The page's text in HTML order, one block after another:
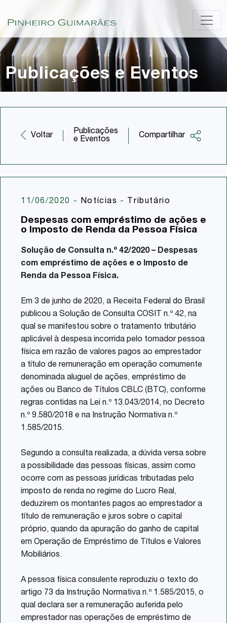
Publicações e Eventos
Voltar
Publicações
e Eventos
Compartilhar
Twitter
Share
11/06/2020 - Notícias - Tributário
Despesas com empréstimo de ações e
o Imposto de Renda da Pessoa Física
Solução de Consulta n.º 42/2020 – Despesas
com empréstimo de ações e o Imposto de
Renda da Pessoa Física.
Em 3 de junho de 2020, a Receita Federal do Brasil
publicou a Solução de Consulta COSIT n.º 42, na
qual se manifestou sobre o tratamento tributário
aplicável à despesa incorrida pelo tomador pessoa
física em razão de valores pagos ao emprestador
a título de remuneração em operação comumente
denominada aluguel de ações, empréstimo de
ações ou Banco de Títulos CBLC (BTC), conforme
regras contidas na Lei n.º 13.043/2014, no Decreto
n.º 9.580/2018 e na Instrução Normativa n.º
1.585/2015.
Segundo a consulta realizada, a dúvida versa sobre
a possibilidade das pessoas físicas, assim como
ocorre com as pessoas jurídicas tributadas pelo
imposto de renda no regime do Lucro Real,
deduzirem os montantes pagos ao emprestador a
título de remuneração e juros sobre o capital
próprio, quando da apuração do ganho de capital
em Operação de Empréstimo de Títulos e Valores
Mobiliários.
A pessoa física consulente reproduziu o texto do
artigo 73 da Instrução Normativa n.º 1.585/2015, o
qual declara ser a remuneração auferida pelo
emprestador nas operações de empréstimo de